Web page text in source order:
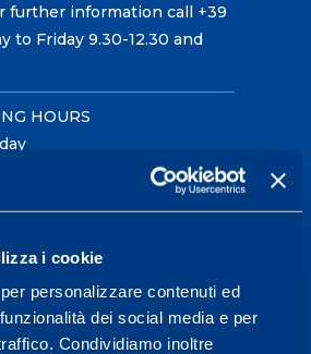
i cookie
personalizzare contenuti ed
dei social media e per
Condividiamo inoltre
further information call +39
to Friday 9.30-12.30 and
HOURS
for high
and well-